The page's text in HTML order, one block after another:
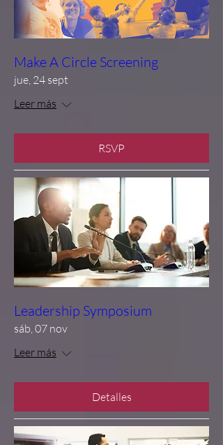
Make A Circle Screening
jue, 24 sept
Leer más
RSVP
Leadership Symposium
sáb, 07 nov
Leer más
Detalles